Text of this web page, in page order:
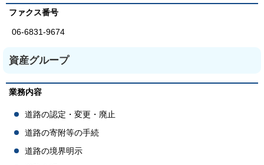
ファクス番号
06-6831-9674
資産グループ
業務内容
道路の認定・変更・廃止
道路の寄附等の手続
道路の境界明示